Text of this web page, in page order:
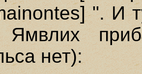
". И
нет):